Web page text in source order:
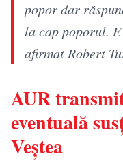
popor dar
la cap poporul.
afirmat Robert
AUR
eventuală
Veștea